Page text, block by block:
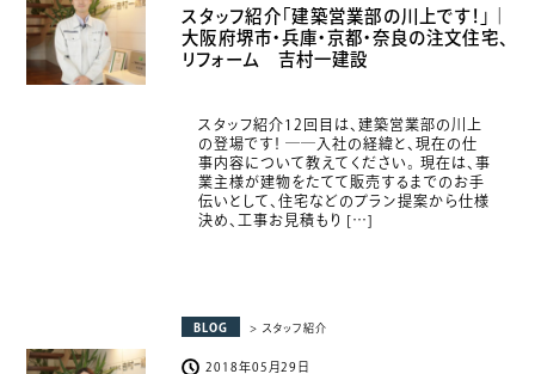
スタッフ紹介「建築営業部の川上です！」｜
大阪府堺市・兵庫・京都・奈良の注文住宅、
リフォーム 吉村一建設
スタッフ紹介12回目は、建築営業部の川上
の登場です！ ――入社の経緯と、現在の仕
事内容について教えてください。 現在は、事
業主様が建物をたてて販売するまでのお手
伝いとして、住宅などのプラン提案から仕様
決め、工事お見積もり […]
BLOG > スタッフ紹介
2018年05月29日